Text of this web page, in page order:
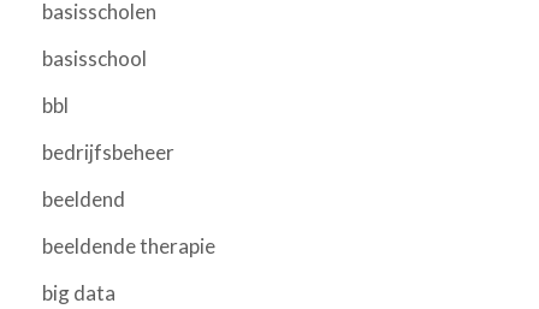
basisscholen
basisschool
bbl
bedrijfsbeheer
beeldend
beeldende therapie
big data